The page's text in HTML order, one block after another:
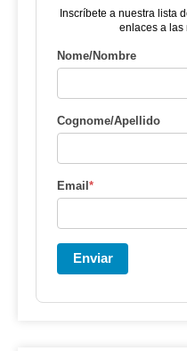
Inscríbete a nuestra lista
enlaces a las
Nome/Nombre
Cognome/Apellido
Email*
Enviar